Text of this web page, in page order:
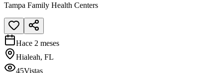
Tampa Family Health Centers
Hace 2 meses
Hialeah, FL
45Vistas